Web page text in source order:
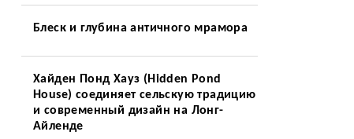
Блеск и глубина античного мрамора
Хайден Понд Хауз (Hidden Pond
House) соединяет сельскую традицию
и современный дизайн на Лонг-
Айленде